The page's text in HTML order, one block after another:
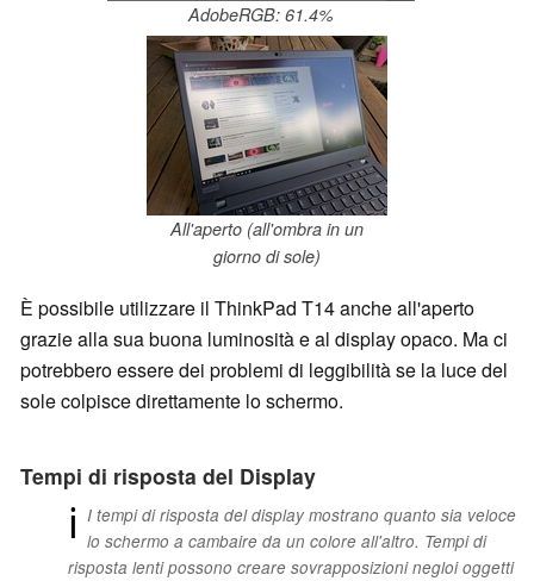
AdobeRGB: 61.4%
All'aperto (all'ombra in un
giorno di sole)
È possibile utilizzare il ThinkPad T14 anche all'aperto
grazie alla sua buona luminosità e al display opaco. Ma ci
potrebbero essere dei problemi di leggibilità se la luce del
sole colpisce direttamente lo schermo.
Tempi di risposta del Display
ℹ I tempi di risposta del display mostrano quanto sia veloce
lo schermo a cambaire da un colore all'altro. Tempi di
risposta lenti possono creare sovrapposizioni negloi oggetti